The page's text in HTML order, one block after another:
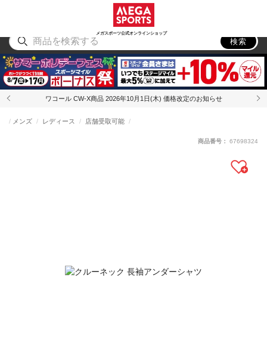
メガスポーツ公式オンラインショップ
アウトドア
検索
ワコール CW-X商品 2026年10月1日(木) 価格改定のお知らせ
メンズ レディース 店舗受取可能
商品番号： 67698324